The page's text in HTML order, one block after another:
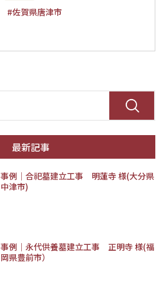
#佐賀県唐津市
最新記事
事例│合祀墓建立工事 明蓮寺 様(大分県
中津市)
事例｜永代供養墓建立工事 正明寺 様(福
岡県豊前市）